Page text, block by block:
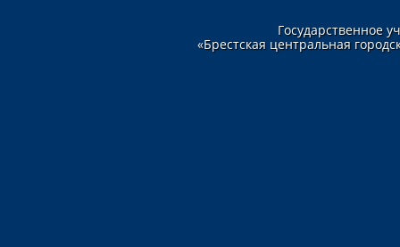
Государственное
«Брестская центральная